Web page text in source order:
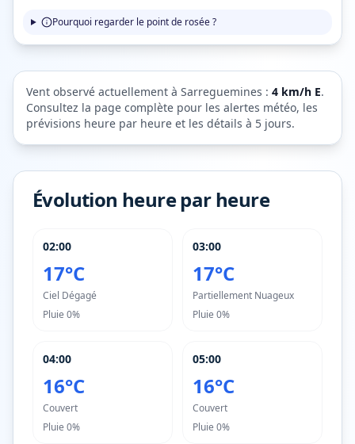
Pourquoi regarder le point de rosée ?
Vent observé actuellement à Sarreguemines : 4 km/h E.
Consultez la page complète pour les alertes météo, les
prévisions heure par heure et les détails à 5 jours.
Évolution heure par heure
02:00
17°C
Ciel Dégagé
Pluie 0%
03:00
17°C
Partiellement Nuageux
Pluie 0%
04:00
16°C
Couvert
Pluie 0%
05:00
16°C
Couvert
Pluie 0%